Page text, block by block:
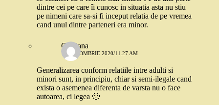
dintre cei pe care îi cunosc in situatia asta nu stiu
pe nimeni care sa-si fi inceput relatia de pe vremea
cand unul dintre parteneri era minor.
Cristiana
13 OCTOMBRIE 2020/11:27 AM
Generalizarea conform relatiile intre adulti si
minori sunt, in principiu, chiar si semi-ilegale cand
exista o asemenea diferenta de varsta nu o face
autoarea, ci legea 🙂